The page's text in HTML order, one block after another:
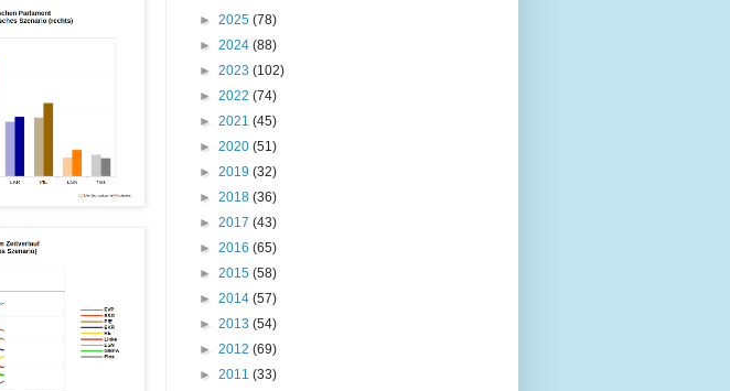
► 2025 (78)
► 2024 (88)
► 2023 (102)
► 2022 (74)
► 2021 (45)
► 2020 (51)
► 2019 (32)
► 2018 (36)
► 2017 (43)
► 2016 (65)
► 2015 (58)
► 2014 (57)
► 2013 (54)
► 2012 (69)
► 2011 (33)